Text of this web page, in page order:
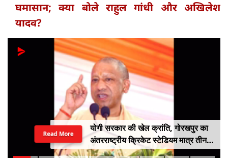
घमासान; क्या बोले राहुल गांधी और अखिलेश
यादव?
योगी सरकार की खेल क्रांति, गोरखपुर का
अंतरराष्ट्रीय क्रिकेट स्टेडियम मात्र तीन
महीने में लगभग 20% तैयार
Read More